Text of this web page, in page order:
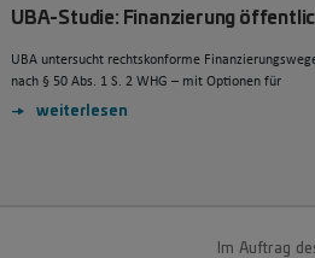
UBA-Studie: Finanzierung
UBA untersucht rechtskonforme
nach § 50 Abs. 1 S. 2 WHG – mit Optionen für
weiterlesen
Im Auftrag